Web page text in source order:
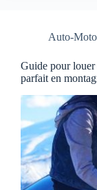
Auto-Moto
Guide pour
parfait en